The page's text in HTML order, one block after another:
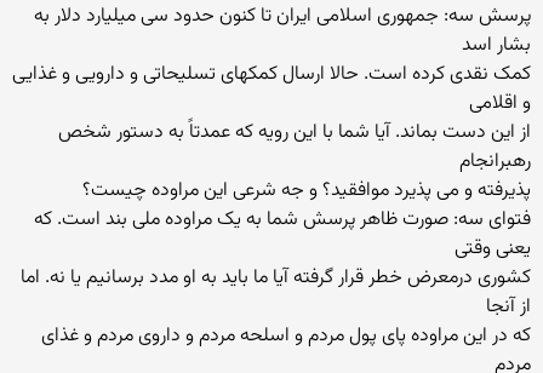
پرسش سه: جمهوری اسلامی ایران تا کنون حدود سی میلیارد دلار به
بشار اسد
کمک نقدی کرده است. حالا ارسال کمکهای تسلیحاتی و دارویی و غذایی
و اقلامی
از این دست بماند. آیا شما با این رویه که عمدتاً به دستور شخص
رهبرانجام
پذیرفته و می پذیرد موافقید؟ و جه شرعی این مراوده چیست؟
فتوای سه: صورت ظاهر پرسش شما به یک مراوده ملی بند است. که
یعنی وقتی
کشوری درمعرض خطر قرار گرفته آیا ما باید به او مدد برسانیم یا نه. اما
از آنجا
که در این مراوده پای پول مردم و اسلحه مردم و داروی مردم و غذای
مردم